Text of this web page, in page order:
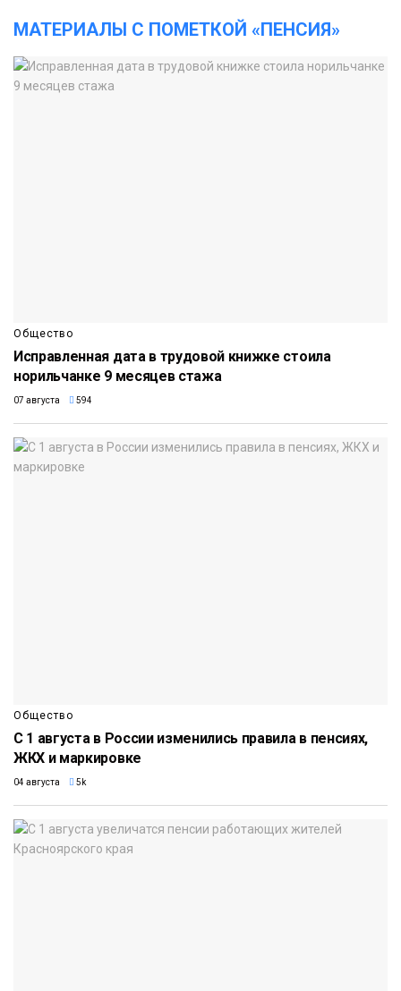
МАТЕРИАЛЫ С ПОМЕТКОЙ «ПЕНСИЯ»
Общество
Исправленная дата в трудовой книжке стоила
норильчанке 9 месяцев стажа
07 августа 594
Общество
С 1 августа в России изменились правила в пенсиях,
ЖКХ и маркировке
04 августа 5k